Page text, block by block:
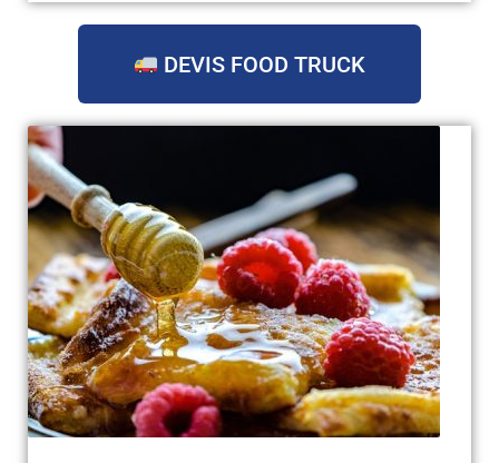
DEVIS FOOD TRUCK